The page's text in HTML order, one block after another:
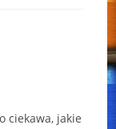
ciekawa, jakie